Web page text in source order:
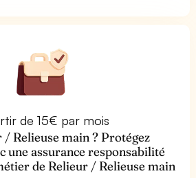
de 15€ par mois
/ Relieuse main ? Protégez
une assurance responsabilité
de Relieur / Relieuse main